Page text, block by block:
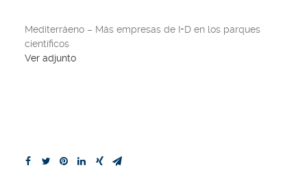
Mediterráeno – Más empresas de I+D en los parques
científicos
Ver adjunto